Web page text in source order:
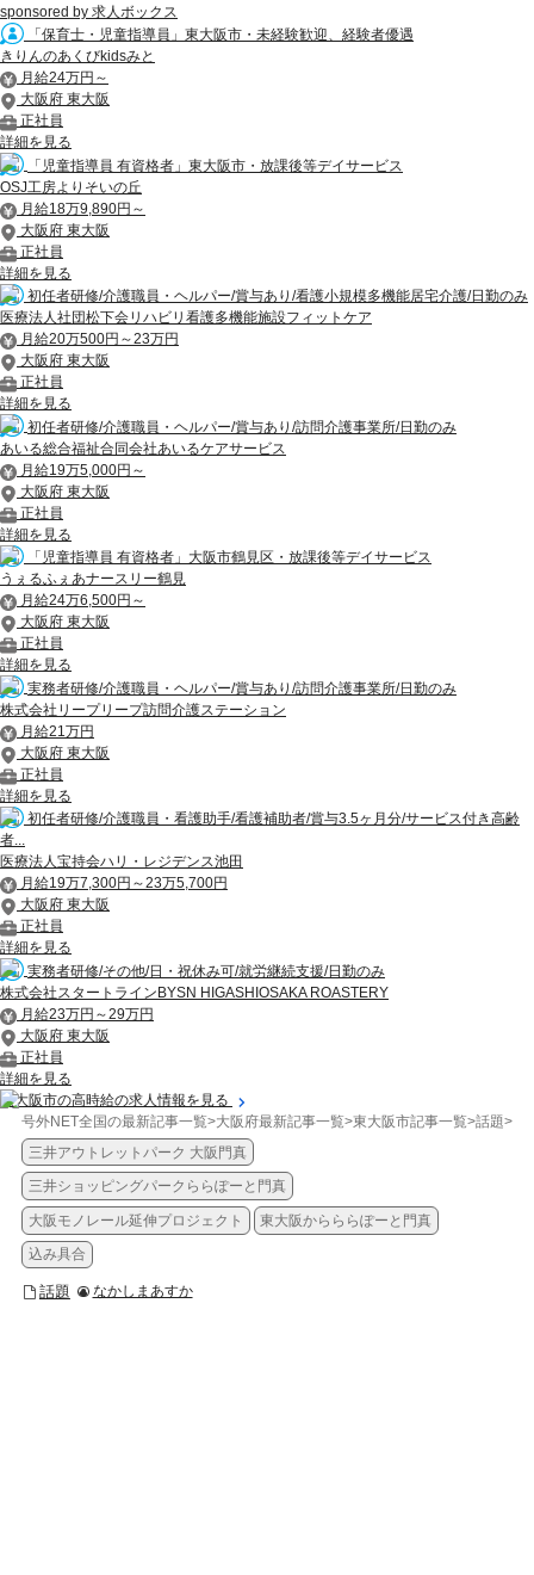
sponsored by 求人ボックス
「保育士・児童指導員」東大阪市・未経験歓迎、経験者優遇
きりんのあくびkidsみと
月給24万円～
大阪府 東大阪
正社員
詳細を見る
「児童指導員 有資格者」東大阪市・放課後等デイサービス
OSJ工房よりそいの丘
月給18万9,890円～
大阪府 東大阪
正社員
詳細を見る
初任者研修/介護職員・ヘルパー/賞与あり/看護小規模多機能居宅介護/日勤のみ
医療法人社団松下会リハビリ看護多機能施設フィットケア
月給20万500円～23万円
大阪府 東大阪
正社員
詳細を見る
初任者研修/介護職員・ヘルパー/賞与あり/訪問介護事業所/日勤のみ
あいる総合福祉合同会社あいるケアサービス
月給19万5,000円～
大阪府 東大阪
正社員
詳細を見る
「児童指導員 有資格者」大阪市鶴見区・放課後等デイサービス
うぇるふぇあナースリー鶴見
月給24万6,500円～
大阪府 東大阪
正社員
詳細を見る
実務者研修/介護職員・ヘルパー/賞与あり/訪問介護事業所/日勤のみ
株式会社リープリープ訪問介護ステーション
月給21万円
大阪府 東大阪
正社員
詳細を見る
初任者研修/介護職員・看護助手/看護補助者/賞与3.5ヶ月分/サービス付き高齢
者...
医療法人宝持会ハリ・レジデンス池田
月給19万7,300円～23万5,700円
大阪府 東大阪
正社員
詳細を見る
実務者研修/その他/日・祝休み可/就労継続支援/日勤のみ
株式会社スタートラインBYSN HIGASHIOSAKA ROASTERY
月給23万円～29万円
大阪府 東大阪
正社員
詳細を見る
東大阪市の高時給の求人情報を見る
号外NET全国の最新記事一覧>大阪府最新記事一覧>東大阪市記事一覧>話題>【
三井アウトレットパーク 大阪門真
三井ショッピングパークららぽーと門真
大阪モノレール延伸プロジェクト 東大阪からららぽーと門真
込み具合
話題 なかしまあすか